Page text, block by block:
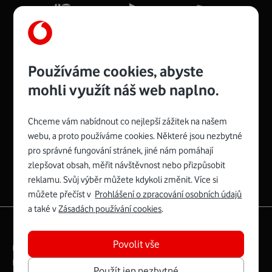
Zyxel VMG8623-T50B:
Rozměry modemu jsou 16 x 22 x 7,5 cm (včetně stojánku)
a nabízí 4 gigabitové LAN porty a bezdrátové připojení Wi-
Fi ve verzích 802.11 b/g/n/ac pro frekvenci 2,4 GHz a
Mb/s.
Více o Zyxel VMG8623-T50B
Spojte se s Vodafonem
Právní­ podmí­nky
Ochrana soukromí­
Digitální odpovědnost
Používáme cookies, abyste
mohli využít náš web naplno.
Chceme vám nabídnout co nejlepší zážitek na našem
webu, a proto používáme cookies. Některé jsou nezbytné
pro správné fungování stránek, jiné nám pomáhají
zlepšovat obsah, měřit návštěvnost nebo přizpůsobit
reklamu. Svůj výběr můžete kdykoli změnit. Více si
můžete přečíst v Prohlášení o zpracování osobních údajů
a také vZásadách používání cookies.
Povolit vše